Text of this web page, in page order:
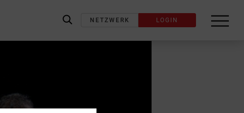
label_search
NETZWERK LOGIN